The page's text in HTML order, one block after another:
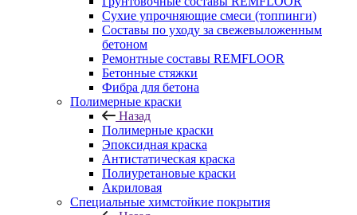
Сухие упрочняющие смеси (топпинги)
Составы по уходу за свежевыложенным
бетоном
Ремонтные составы REMFLOOR
Бетонные стяжки
Фибра для бетона
Полимерные краски
Назад
Полимерные краски
Эпоксидная краска
Антистатическая краска
Полиуретановые краски
Акриловая
Специальные химстойкие покрытия